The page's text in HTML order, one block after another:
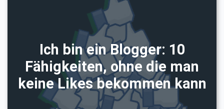
Ich bin ein Blogger: 10
Fähigkeiten, ohne die man
keine Likes bekommen kann